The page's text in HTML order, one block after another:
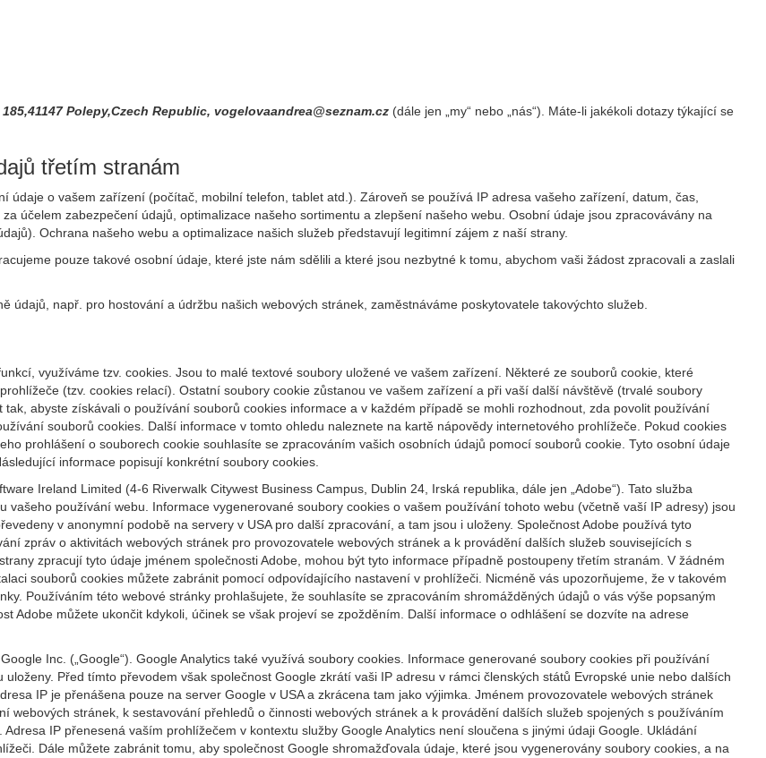
Polepy,Czech Republic, vogelovaandrea@seznam.cz (dále jen „my“ nebo „nás“). Máte-li jakékoli dotazy týkající se
třetím stranám
o vašem zařízení (počítač, mobilní telefon, tablet atd.). Zároveň se používá IP adresa vašeho zařízení, datum, čas,
účelem zabezpečení údajů, optimalizace našeho sortimentu a zlepšení našeho webu. Osobní údaje jsou zpracovávány na
Ochrana našeho webu a optimalizace našich služeb představují legitimní zájem z naší strany.
pouze takové osobní údaje, které jste nám sdělili a které jsou nezbytné k tomu, abychom vaši žádost zpracovali a zaslali
např. pro hostování a údržbu našich webových stránek, zaměstnáváme poskytovatele takovýchto služeb.
využíváme tzv. cookies. Jsou to malé textové soubory uložené ve vašem zařízení. Některé ze souborů cookie, které
(tzv. cookies relací). Ostatní soubory cookie zůstanou ve vašem zařízení a při vaší další návštěvě (trvalé soubory
abyste získávali o používání souborů cookies informace a v každém případě se mohli rozhodnout, zda povolit používání
souborů cookies. Další informace v tomto ohledu naleznete na kartě nápovědy internetového prohlížeče. Pokud cookies
prohlášení o souborech cookie souhlasíte se zpracováním vašich osobních údajů pomocí souborů cookie. Tyto osobní údaje
informace popisují konkrétní soubory cookies.
Ireland Limited (4-6 Riverwalk Citywest Business Campus, Dublin 24, Irská republika, dále jen „Adobe“). Tato služba
používání webu. Informace vygenerované soubory cookies o vašem používání tohoto webu (včetně vaší IP adresy) jsou
v anonymní podobě na servery v USA pro další zpracování, a tam jsou i uloženy. Společnost Adobe používá tyto
zpráv o aktivitách webových stránek pro provozovatele webových stránek a k provádění dalších služeb souvisejících s
zpracují tyto údaje jménem společnosti Adobe, mohou být tyto informace případně postoupeny třetím stranám. V žádném
souborů cookies můžete zabránit pomocí odpovídajícího nastavení v prohlížeči. Nicméně vás upozorňujeme, že v takovém
Používáním této webové stránky prohlašujete, že souhlasíte se zpracováním shromážděných údajů o vás výše popsaným
Adobe můžete ukončit kdykoli, účinek se však projeví se zpožděním. Další informace o odhlášení se dozvíte na adrese
Inc. („Google“). Google Analytics také využívá soubory cookies. Informace generované soubory cookies při používání
Před tímto převodem však společnost Google zkrátí vaši IP adresu v rámci členských států Evropské unie nebo dalších
IP je přenášena pouze na server Google v USA a zkrácena tam jako výjimka. Jménem provozovatele webových stránek
webových stránek, k sestavování přehledů o činnosti webových stránek a k provádění dalších služeb spojených s používáním
IP přenesená vaším prohlížečem v kontextu služby Google Analytics není sloučena s jinými údaji Google. Ukládání
Dále můžete zabránit tomu, aby společnost Google shromažďovala údaje, které jsou vygenerovány soubory cookies, a na